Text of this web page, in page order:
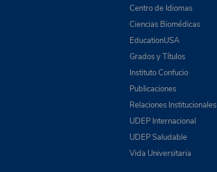
Centro de Idiomas
Ciencias Biomédicas
EducationUSA
Grados y Títulos
Instituto Confucio
Publicaciones
Relaciones Institucionales
UDEP Internacional
UDEP Saludable
Vida Universitaria